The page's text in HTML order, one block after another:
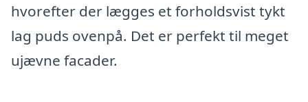
hvorefter der lægges et forholdsvist tykt
lag puds ovenpå. Det er perfekt til meget
ujævne facader.